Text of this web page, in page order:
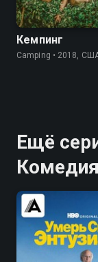
6.3 5.2
Кемпинг
Camping • 2018,
Ещё
Комедия